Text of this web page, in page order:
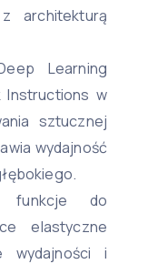
architekturą
Learning
Instructions w
sztucznej
wydajność
i funkcje do
elastyczne
wydajności i